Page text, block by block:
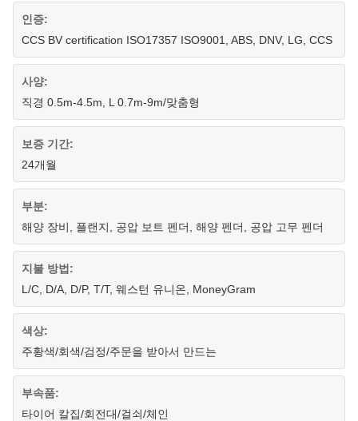
인증:
CCS BV certification ISO17357 ISO9001, ABS, DNV, LG, CCS
사양:
직경 0.5m-4.5m, L 0.7m-9m/맞춤형
보증 기간:
24개월
부분:
해양 장비, 플랜지, 공압 보트 펜더, 해양 펜더, 공압 고무 펜더
지불 방법:
L/C, D/A, D/P, T/T, 웨스턴 유니온, MoneyGram
색상:
주황색/회색/검정/주문을 받아서 만드는
부속품:
타이어 칼집/회전대/걸쇠/체인